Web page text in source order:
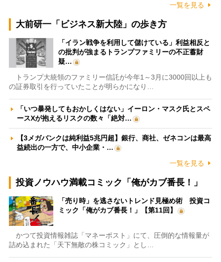
一覧を見る
大前研一「ビジネス新大陸」の歩き方
「イラン戦争を利用して儲けている」利益相反と
の批判が強まるトランプファミリーの不正蓄財
疑…
トランプ大統領のファミリー信託が今年1～3月に3000回以上も
の証券取引を行っていたことが明らかになり…
「いつ暴発してもおかしくはない」イーロン・マスク氏とスペ
ースXが抱えるリスクの数々「絶対…
【3メガバンクは純利益5兆円超】銀行、商社、ゼネコンは最高
益続出の一方で、中小企業・…
一覧を見る
投資ノウハウ満載コミック「俺がカブ番長！」
「売り時」を逃さないトレンド見極め術 投資コ
ミック「俺がカブ番長！」【第11回】
かつて投資情報雑誌「マネーポスト」にて、圧倒的な情報量が
詰め込まれた「天下無敵の株コミック」とし…